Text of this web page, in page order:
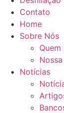
Contato
Home
Sobre Nós
Quem
Notícias